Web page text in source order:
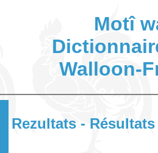
Motî
Walloon-
Rezultats -